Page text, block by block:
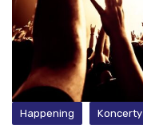
Happening Koncerty